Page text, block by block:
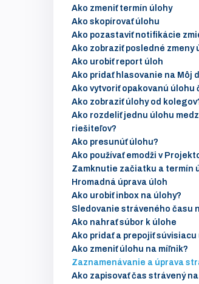
Ako zmeniť termín úlohy
Ako skopírovať úlohu
Ako pozastaviť notifikácie
Ako zobraziť posledné zmeny
Ako urobiť report úloh
Ako pridať hlasovanie na Môj
Ako vytvoriť opakovanú úlohu
Ako zobraziť úlohy od
Ako rozdeliť jednu úlohu
riešiteľov?
Ako presunúť úlohu?
Ako používať emodži v
Zamknutie začiatku a termín
Hromadná úprava úloh
Ako urobiť inbox na úlohy?
Sledovanie stráveného času
Ako nahrať súbor k úlohe
Ako pridať a prepojiť súvisiacu
Ako zmeniť úlohu na míľnik?
Zaznamenávanie a úprava
Ako zapisovať čas strávený